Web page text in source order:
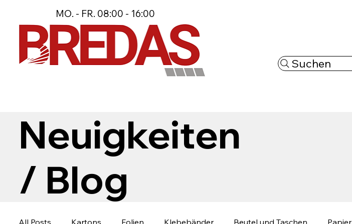
MO. - FR. 08:00 - 16:00
Suchen
Neuigkeiten
/ Blog
All Posts Kartons Folien Klebebänder Beutel und Taschen Papier